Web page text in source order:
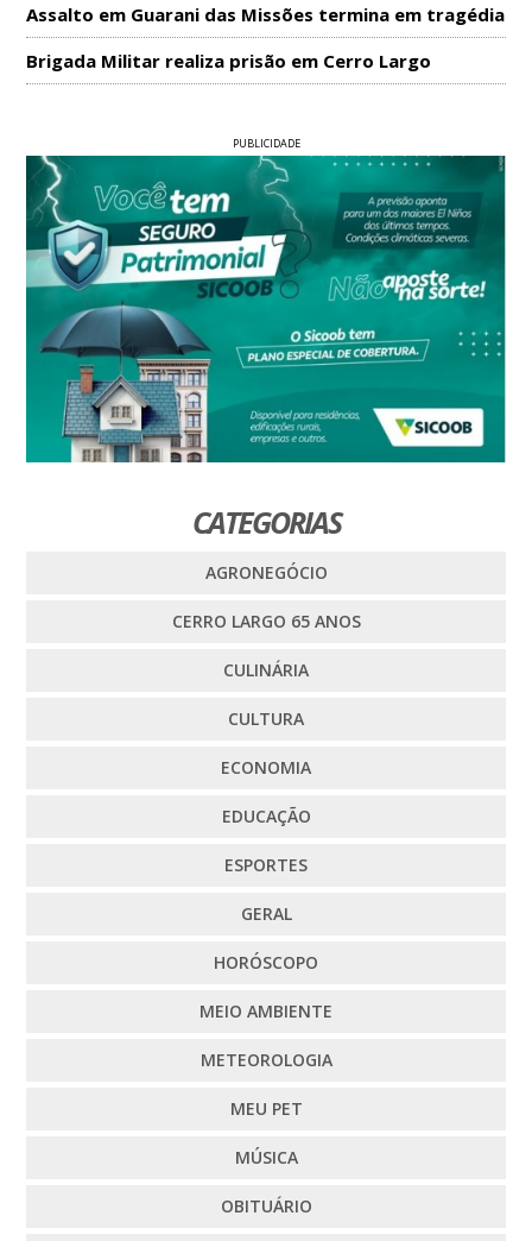
Assalto em Guarani das Missões termina em tragédia
Brigada Militar realiza prisão em Cerro Largo
PUBLICIDADE
CATEGORIAS
AGRONEGÓCIO
CERRO LARGO 65 ANOS
CULINÁRIA
CULTURA
ECONOMIA
EDUCAÇÃO
ESPORTES
GERAL
HORÓSCOPO
MEIO AMBIENTE
METEOROLOGIA
MEU PET
MÚSICA
OBITUÁRIO